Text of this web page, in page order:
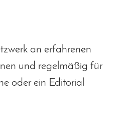
an erfahrenen
und regelmäßig für
oder ein Editorial